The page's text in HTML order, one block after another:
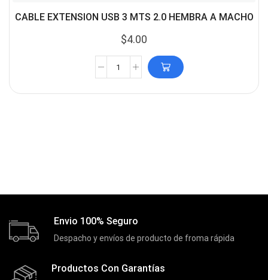
CABLE EXTENSION USB 3 MTS 2.0 HEMBRA A MACHO
$4.00
Envio 100% Seguro
Despacho y envíos de producto de froma rápida
Productos Con Garantías